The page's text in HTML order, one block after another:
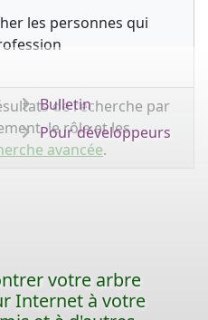
les personnes qui
de recherche par
le rôle et les
avancée.
Bulletin
Pour développeurs
votre arbre
Internet à votre